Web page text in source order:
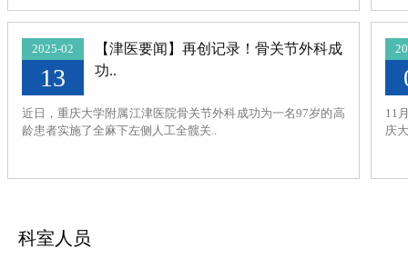
2025-02
13
【津医要闻】再创记录！骨关节外科成
功..
近日，重庆大学附属江津医院骨关节外科成功为一名97岁的高
龄患者实施了全麻下左侧人工全髋关..
11
庆
科室人员